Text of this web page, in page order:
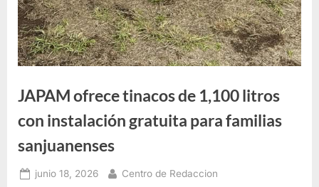
JAPAM ofrece tinacos de 1,100 litros
con instalación gratuita para familias
sanjuanenses
Posted
junio 18, 2026 By
Centro de Redaccion